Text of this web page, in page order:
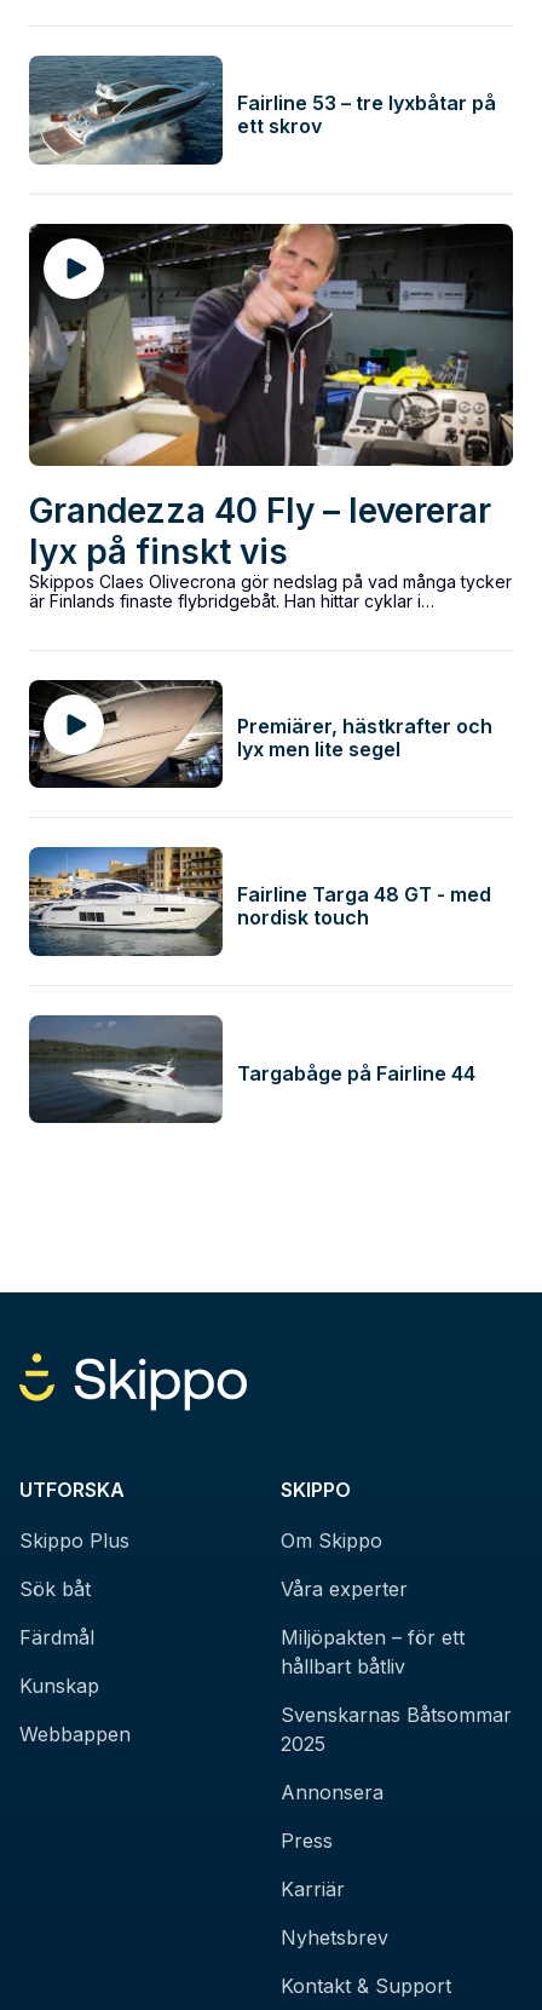
Fairline 53 – tre lyxbåtar på
ett skrov
Grandezza 40 Fly – levererar
lyx på finskt vis
Skippos Claes Olivecrona gör nedslag på vad många tycker
är Finlands finaste flybridgebåt. Han hittar cyklar i
Premiärer, hästkrafter och
lyx men lite segel
Fairline Targa 48 GT - med
nordisk touch
Targabåge på Fairline 44
UTFORSKA
Skippo Plus
Sök båt
Färdmål
Kunskap
Webbappen
SKIPPO
Om Skippo
Våra experter
Miljöpakten – för ett
hållbart båtliv
Svenskarnas Båtsommar
2025
Annonsera
Press
Karriär
Nyhetsbrev
Kontakt & Support